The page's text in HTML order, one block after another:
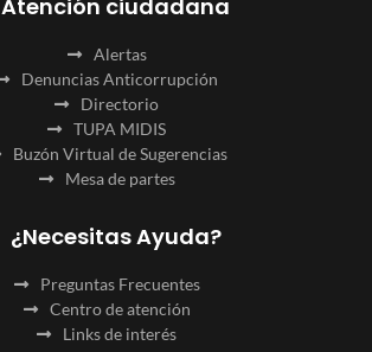
Atención ciudadana
Alertas
Denuncias Anticorrupción
Directorio
TUPA MIDIS
Buzón Virtual de Sugerencias
Mesa de partes
¿Necesitas Ayuda?
Preguntas Frecuentes
Centro de atención
Links de interés